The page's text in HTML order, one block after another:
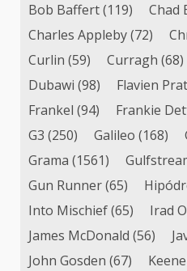
Bob Baffert(119) Chad
Charles Appleby(72)
Curlin (59) Curragh (68)
Dubawi (98) Flavien Prat
Frankel (94) Frankie
G3 (250) Galileo (168)
Grama (1561)
Gun Runner(65)
Into Mischief(65) Irad
James McDonald (56)
John Gosden (67)